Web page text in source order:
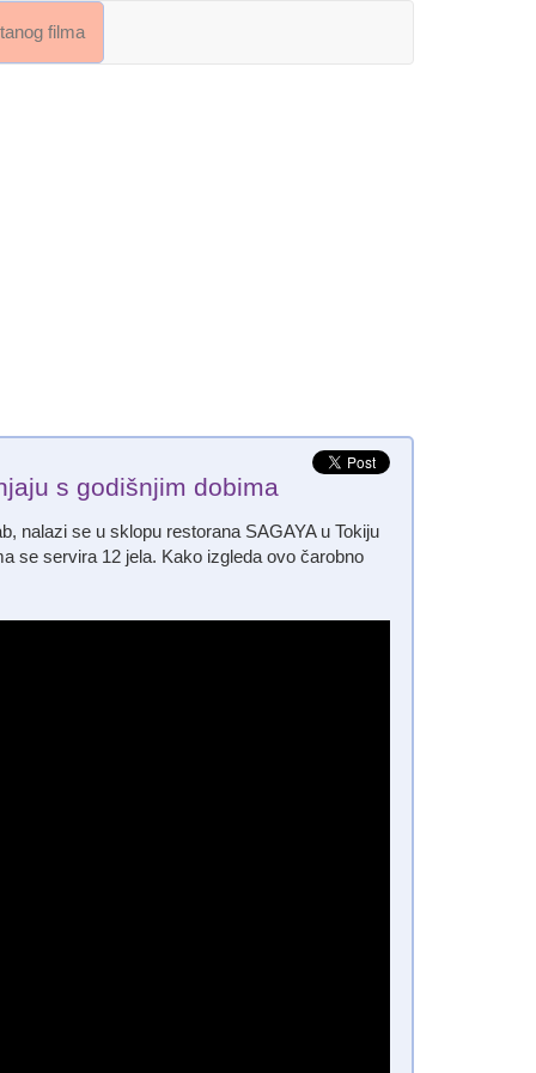
filma
s godišnjim dobima
nalazi se u sklopu restorana SAGAYA u Tokiju
se servira 12 jela. Kako izgleda ovo čarobno